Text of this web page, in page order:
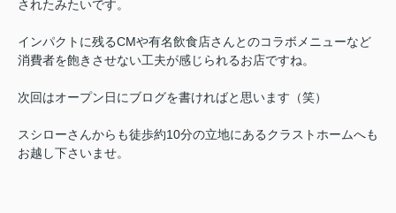
されたみたいです。
インパクトに残るCMや有名飲食店さんとのコラボメニューなど
消費者を飽きさせない工夫が感じられるお店ですね。
次回はオープン日にブログを書ければと思います（笑）
スシローさんからも徒歩約10分の立地にあるクラストホームへも
お越し下さいませ。